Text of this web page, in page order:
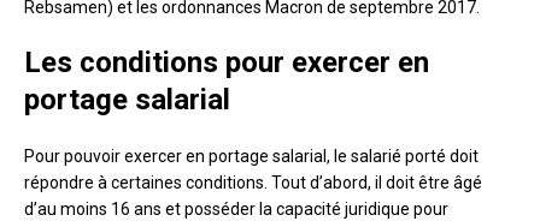
Rebsamen) et les ordonnances Macron de septembre 2017.
Les conditions pour exercer en
portage salarial
Pour pouvoir exercer en portage salarial, le salarié porté doit
répondre à certaines conditions. Tout d’abord, il doit être âgé
d’au moins 16 ans et posséder la capacité juridique pour